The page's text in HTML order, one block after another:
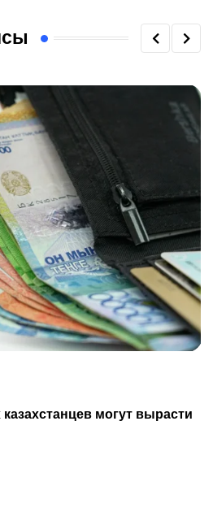
могут вырасти